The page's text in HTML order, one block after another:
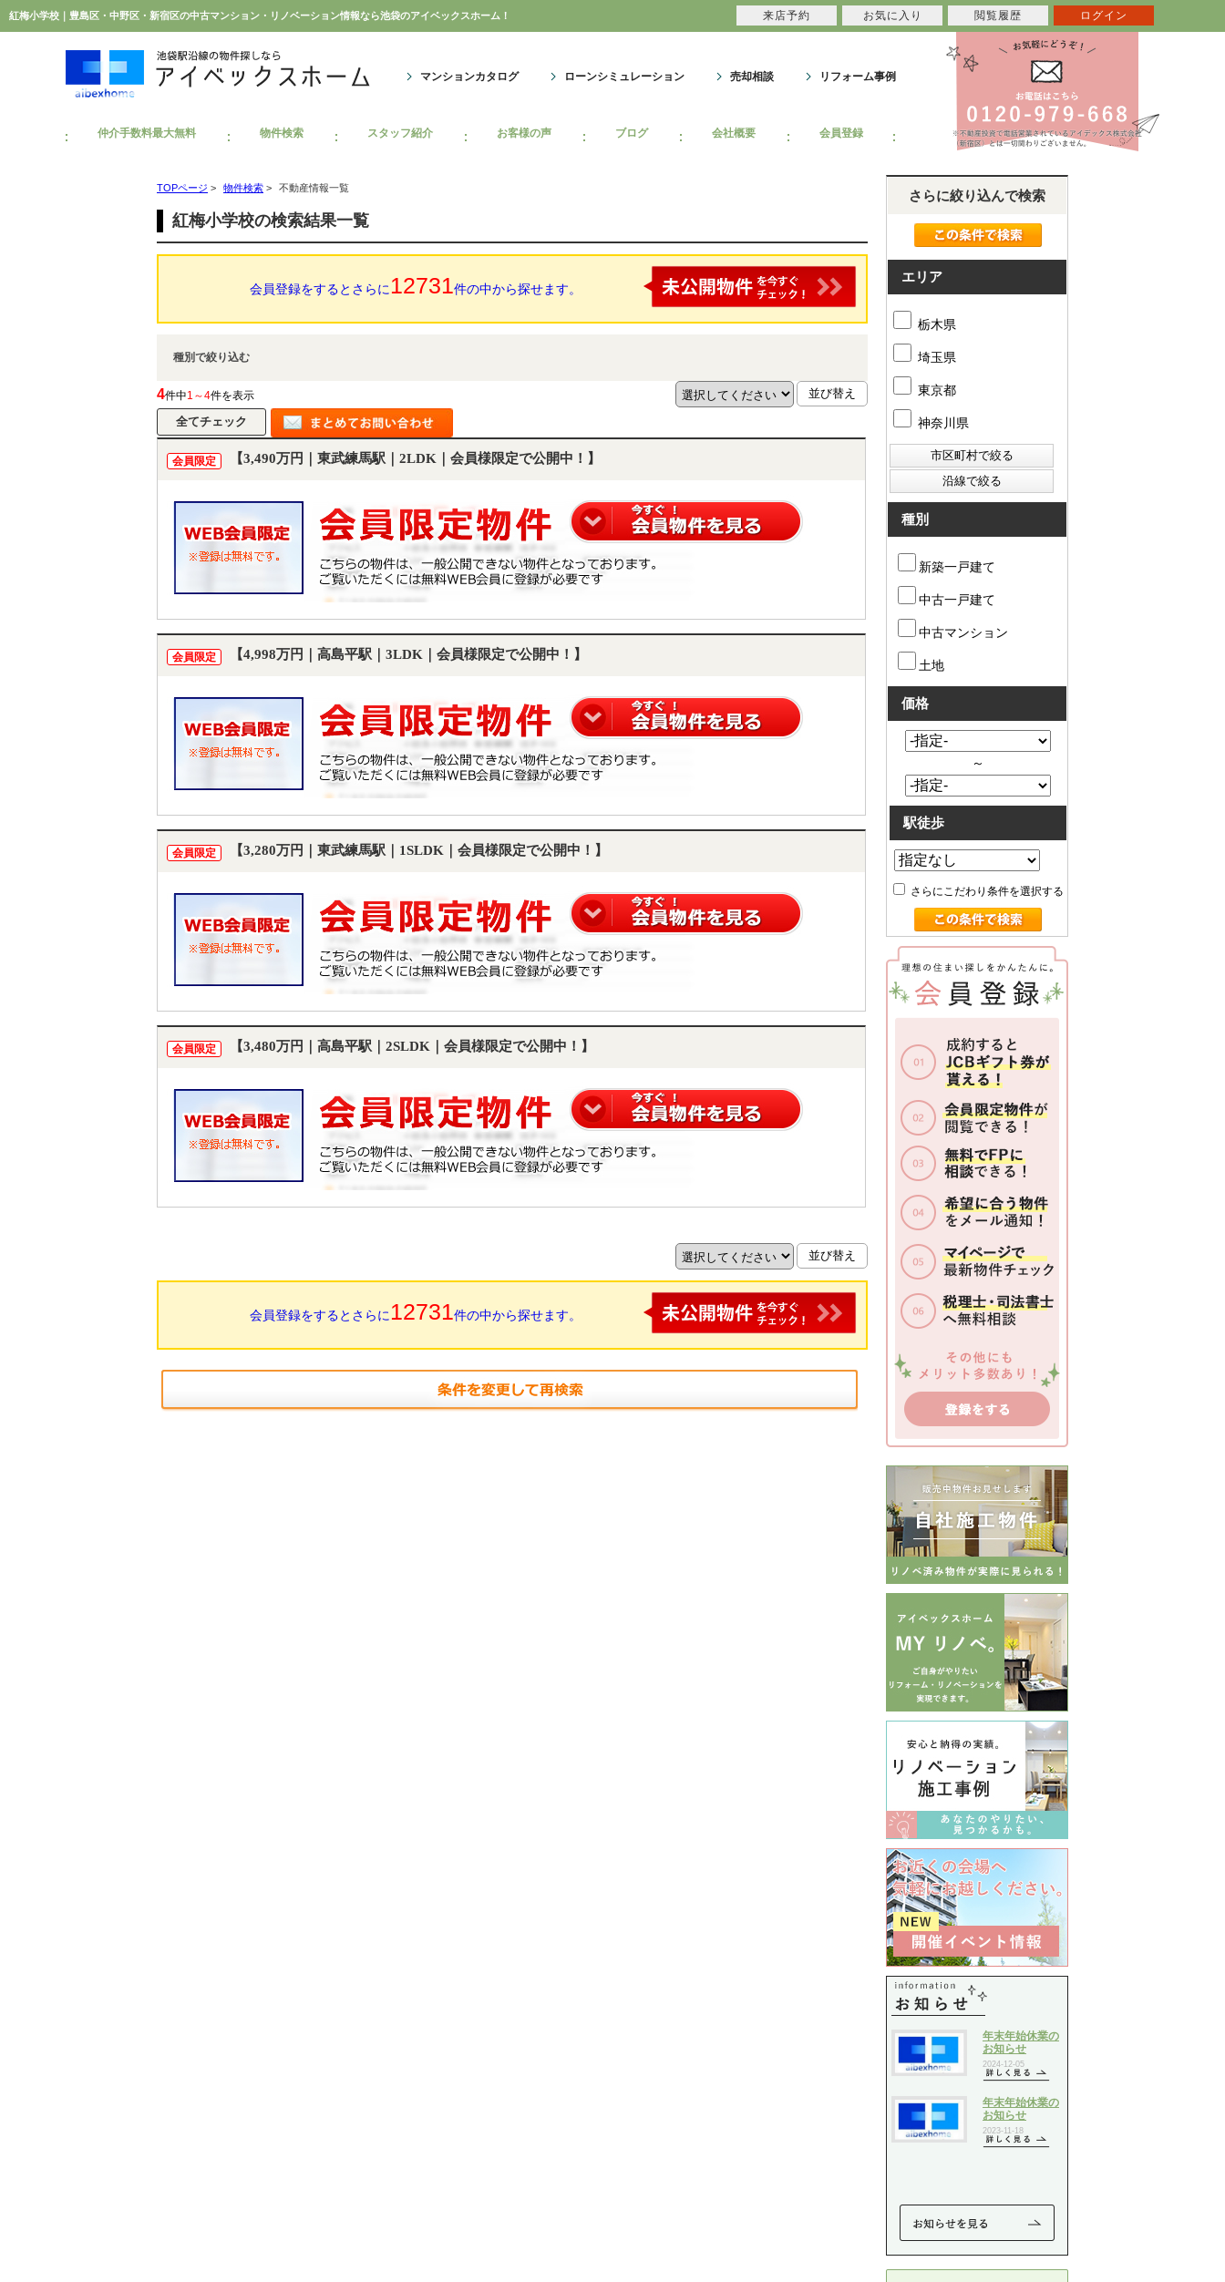
紅梅小学校｜豊島区・中野区・新宿区の中古マンション・リノベーション情報なら池袋のアイベックスホーム！
マンションカタログ ローンシミュレーション 売却相談 リフォーム事例
仲介手数料最大無料 物件検索 スタッフ紹介 お客様の声 ブログ 会社概要 会員登録
TOPページ > 物件検索 > 不動産情報一覧
紅梅小学校の検索結果一覧
会員登録をするとさらに 12731件の中から探せます。
種別で絞り込む
4件中1～4件を表示
会員限定 【3,490万円｜東武練馬駅｜2LDK｜会員様限定で公開中！】
会員限定 【4,998万円｜高島平駅｜3LDK｜会員様限定で公開中！】
会員限定 【3,280万円｜東武練馬駅｜1SLDK｜会員様限定で公開中！】
会員限定 【3,480万円｜高島平駅｜2SLDK｜会員様限定で公開中！】
会員登録をするとさらに 12731件の中から探せます。
さらに絞り込んで検索
エリア
栃木県
埼玉県
東京都
神奈川県
種別
新築一戸建て
中古一戸建て
中古マンション
土地
価格
～
駅徒歩
さらにこだわり条件を選択する
来店予約 お気に入り 閲覧履歴 ログイン